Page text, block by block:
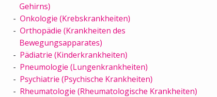
Gehirns)
Onkologie (Krebskrankheiten)
Orthopädie (Krankheiten des
Bewegungsapparates)
Pädiatrie (Kinderkrankheiten)
Pneumologie (Lungenkrankheiten)
Psychiatrie (Psychische Krankheiten)
Rheumatologie (Rheumatologische Krankheiten)